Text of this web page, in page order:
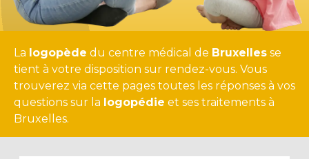
La logopède du centre médical de Bruxelles se
tient à votre disposition sur rendez-vous. Vous
trouverez via cette pages toutes les réponses à vos
questions sur la logopédie et ses traitements à
Bruxelles.